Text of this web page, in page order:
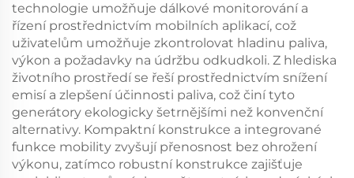
technologie umožňuje dálkové monitorování a
řízení prostřednictvím mobilních aplikací, což
uživatelům umožňuje zkontrolovat hladinu paliva,
výkon a požadavky na údržbu odkudkoli. Z hlediska
životního prostředí se řeší prostřednictvím snížení
emisí a zlepšení účinnosti paliva, což činí tyto
generátory ekologicky šetrnějšími než konvenční
alternativy. Kompaktní konstrukce a integrované
funkce mobility zvyšují přenosnost bez ohrožení
výkonu, zatímco robustní konstrukce zajišťuje